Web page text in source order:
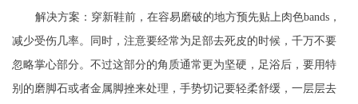
解决方案：穿新鞋前，在容易磨破的地方预先贴上肉色bands，
减少受伤几率。同时，注意要经常为足部去死皮的时候，千万不要
忽略掌心部分。不过这部分的角质通常更为坚硬，足浴后，要用特
别的磨脚石或者金属脚挫来处理，手势切记要轻柔舒缓，一层层去